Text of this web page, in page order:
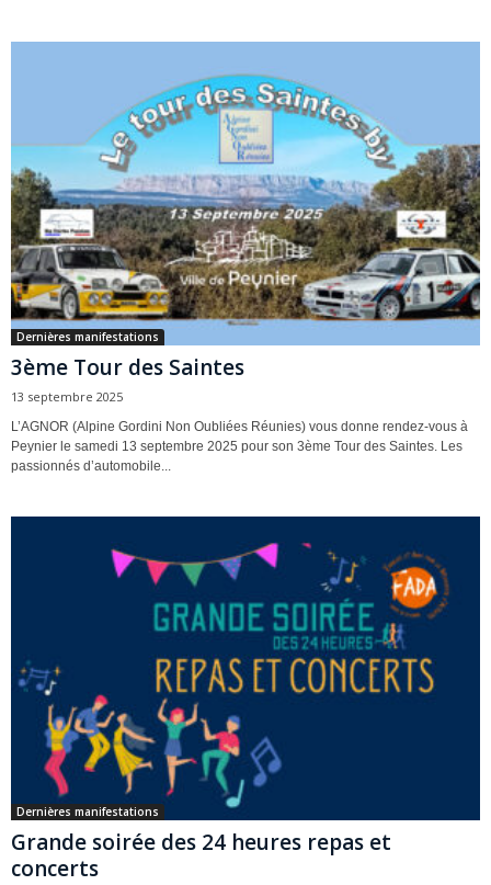
Dernières manifestations
3ème Tour des Saintes
13 septembre 2025
L’AGNOR (Alpine Gordini Non Oubliées Réunies) vous donne rendez-vous à
Peynier le samedi 13 septembre 2025 pour son 3ème Tour des Saintes. Les
passionnés d’automobile...
Dernières manifestations
Grande soirée des 24 heures repas et
concerts